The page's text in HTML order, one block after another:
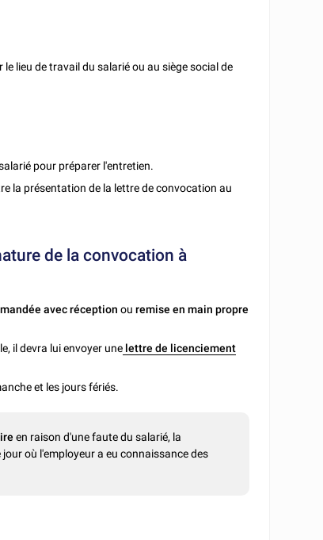
lieu de travail du salarié ou au siège social de
pour préparer l'entretien.
la présentation de la lettre de convocation au
de la convocation à
avec réception ou remise en main propre
il devra lui envoyer une lettre de licenciement
et les jours fériés.
en raison d'une faute du salarié, la
où l'employeur a eu connaissance des